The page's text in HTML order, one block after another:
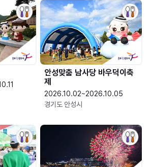
안성맞춤 남사당 바우덕이축
제
2026.10.02~2026.10.05
경기도 안성시